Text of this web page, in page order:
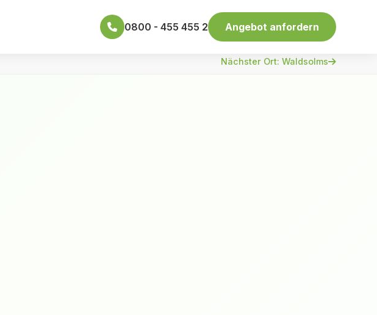
0800 - 455 455 2 Angebot anfordern
Nächster Ort: Waldsolms